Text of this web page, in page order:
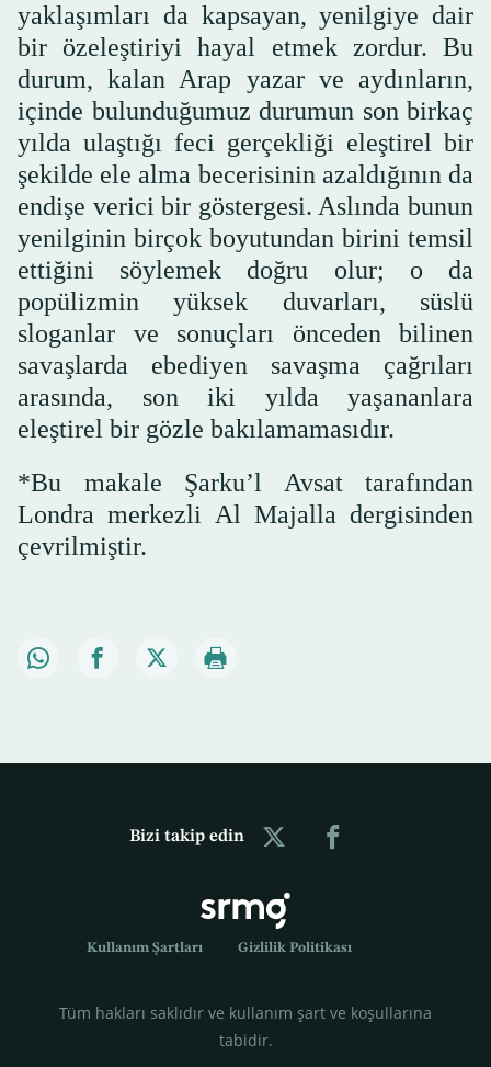
yaklaşımları da kapsayan, yenilgiye dair
bir özeleştiriyi hayal etmek zordur. Bu
durum, kalan Arap yazar ve aydınların,
içinde bulunduğumuz durumun son birkaç
yılda ulaştığı feci gerçekliği eleştirel bir
şekilde ele alma becerisinin azaldığının da
endişe verici bir göstergesi. Aslında bunun
yenilginin birçok boyutundan birini temsil
ettiğini söylemek doğru olur; o da
popülizmin yüksek duvarları, süslü
sloganlar ve sonuçları önceden bilinen
savaşlarda ebediyen savaşma çağrıları
arasında, son iki yılda yaşananlara
eleştirel bir gözle bakılamamasıdır.
*Bu makale Şarku’l Avsat tarafından
Londra merkezli Al Majalla dergisinden
çevrilmiştir.
Bizi takip edin
Kullanım Şartları Gizlilik Politikası
Tüm hakları saklıdır ve kullanım şart ve koşullarına
tabidir.